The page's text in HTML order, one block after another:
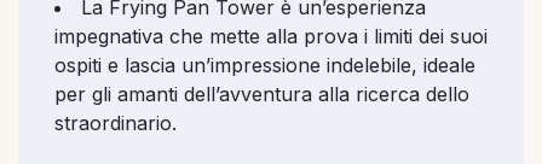
La Frying Pan Tower è un’esperienza
impegnativa che mette alla prova i limiti dei suoi
ospiti e lascia un’impressione indelebile, ideale
per gli amanti dell’avventura alla ricerca dello
straordinario.